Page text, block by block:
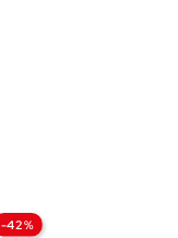
-42%